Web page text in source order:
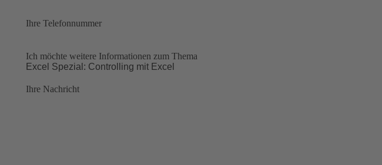
Ihre Telefonnummer
Ich möchte weitere Informationen zum Thema
Ihre Nachricht